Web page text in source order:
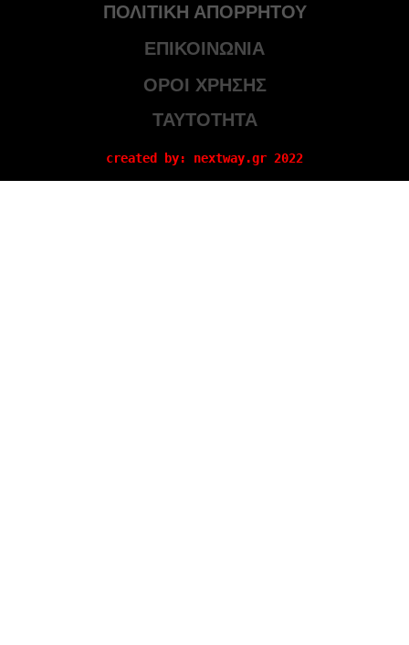
ΠΟΛΙΤΙΚΗ ΑΠΟΡΡΗΤΟΥ
ΕΠΙΚΟΙΝΩΝΙΑ
ΟΡΟΙ ΧΡΗΣΗΣ
ΤΑΥΤΟΤΗΤΑ
created by: nextway.gr 2022